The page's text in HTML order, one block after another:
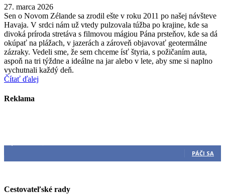
27. marca 2026
Sen o Novom Zélande sa zrodil ešte v roku 2011 po našej návšteve
Havaja. V srdci nám už vtedy pulzovala túžba po krajine, kde sa
divoká príroda stretáva s filmovou mágiou Pána prsteňov, kde sa dá
okúpať na plážach, v jazerách a zároveň objavovať geotermálne
zázraky. Vedeli sme, že sem chceme ísť štyria, s požičaním auta,
aspoň na tri týždne a ideálne na jar alebo v lete, aby sme si naplno
vychutnali každý deň.
Čítať ďalej
Reklama
PÁČI SA
Cestovateľské rady